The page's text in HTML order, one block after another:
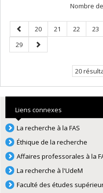
Nombre
Page
précédente
Page
20 Page
21 Page
22 Page
23
Page
29
Page
suivante
20
Liens connexes
La recherche à la FAS
Éthique de la recherche
Affaires professorales à la
La recherche à l'UdeM
Faculté des études